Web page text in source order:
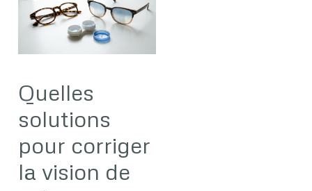
Quelles
solutions
pour corriger
la vision de